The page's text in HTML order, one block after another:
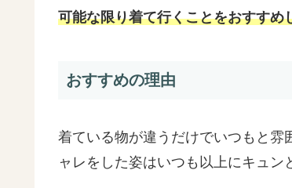
可能な限り着て行くことをおすすめ
おすすめの理由
着ている物が違うだけでいつもと雰
ャレをした姿はいつも以上にキュン